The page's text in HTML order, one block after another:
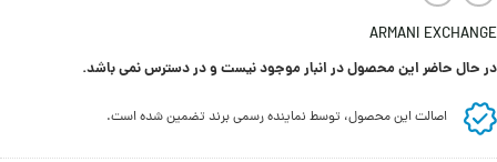
ARMANI EXCHANGE
در حال حاضر این محصول در انبار موجود نیست و در دسترس نمی باشد.
اصالت این محصول، توسط نماینده رسمی برند تضمین شده است.